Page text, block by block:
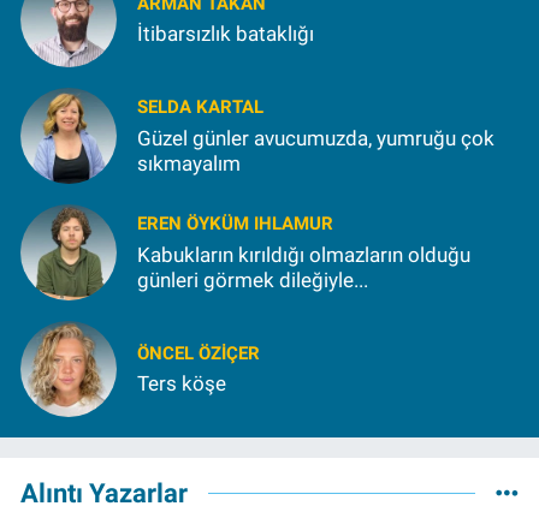
İtibarsızlık bataklığı
SELDA KARTAL
Güzel günler avucumuzda, yumruğu çok
sıkmayalım
EREN ÖYKÜM IHLAMUR
Kabukların kırıldığı olmazların olduğu
günleri görmek dileğiyle...
ÖNCEL ÖZIÇER
Ters köşe
Alıntı Yazarlar